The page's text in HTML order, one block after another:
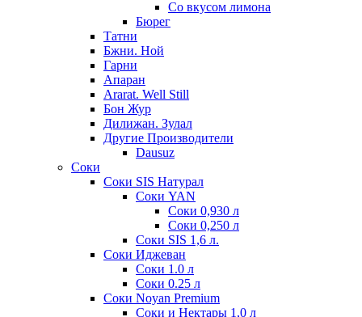
Со вкусом лимона
Бюрег
Татни
Бжни. Ной
Гарни
Апаран
Ararat. Well Still
Бон Жур
Дилижан. Зулал
Другие Производители
Dausuz
Соки
Соки SIS Натурал
Соки YAN
Соки 0,930 л
Соки 0,250 л
Соки SIS 1,6 л.
Соки Иджеван
Соки 1.0 л
Соки 0.25 л
Соки Noyan Premium
Соки и Нектары 1,0 л